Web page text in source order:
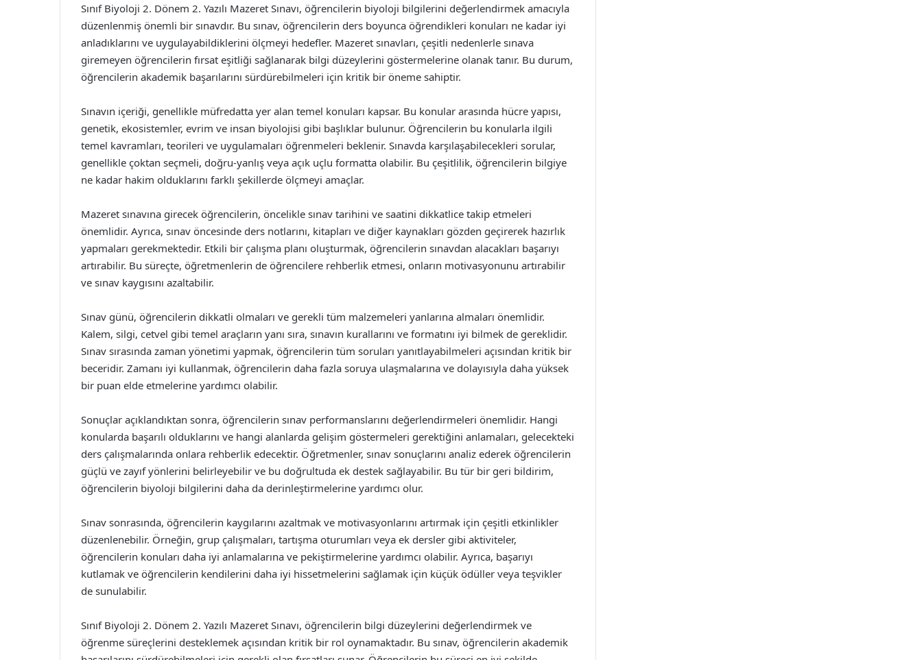
Sınıf Biyoloji 2. Dönem 2. Yazılı Mazeret Sınavı, öğrencilerin biyoloji bilgilerini değerlendirmek amacıyla
düzenlenmiş önemli bir sınavdır. Bu sınav, öğrencilerin ders boyunca öğrendikleri konuları ne kadar iyi
anladıklarını ve uygulayabildiklerini ölçmeyi hedefler. Mazeret sınavları, çeşitli nedenlerle sınava
giremeyen öğrencilerin fırsat eşitliği sağlanarak bilgi düzeylerini göstermelerine olanak tanır. Bu durum,
öğrencilerin akademik başarılarını sürdürebilmeleri için kritik bir öneme sahiptir.
Sınavın içeriği, genellikle müfredatta yer alan temel konuları kapsar. Bu konular arasında hücre yapısı,
genetik, ekosistemler, evrim ve insan biyolojisi gibi başlıklar bulunur. Öğrencilerin bu konularla ilgili
temel kavramları, teorileri ve uygulamaları öğrenmeleri beklenir. Sınavda karşılaşabilecekleri sorular,
genellikle çoktan seçmeli, doğru-yanlış veya açık uçlu formatta olabilir. Bu çeşitlilik, öğrencilerin bilgiye
ne kadar hakim olduklarını farklı şekillerde ölçmeyi amaçlar.
Mazeret sınavına girecek öğrencilerin, öncelikle sınav tarihini ve saatini dikkatlice takip etmeleri
önemlidir. Ayrıca, sınav öncesinde ders notlarını, kitapları ve diğer kaynakları gözden geçirerek hazırlık
yapmaları gerekmektedir. Etkili bir çalışma planı oluşturmak, öğrencilerin sınavdan alacakları başarıyı
artırabilir. Bu süreçte, öğretmenlerin de öğrencilere rehberlik etmesi, onların motivasyonunu artırabilir
ve sınav kaygısını azaltabilir.
Sınav günü, öğrencilerin dikkatli olmaları ve gerekli tüm malzemeleri yanlarına almaları önemlidir.
Kalem, silgi, cetvel gibi temel araçların yanı sıra, sınavın kurallarını ve formatını iyi bilmek de gereklidir.
Sınav sırasında zaman yönetimi yapmak, öğrencilerin tüm soruları yanıtlayabilmeleri açısından kritik bir
beceridir. Zamanı iyi kullanmak, öğrencilerin daha fazla soruya ulaşmalarına ve dolayısıyla daha yüksek
bir puan elde etmelerine yardımcı olabilir.
Sonuçlar açıklandıktan sonra, öğrencilerin sınav performanslarını değerlendirmeleri önemlidir. Hangi
konularda başarılı olduklarını ve hangi alanlarda gelişim göstermeleri gerektiğini anlamaları, gelecekteki
ders çalışmalarında onlara rehberlik edecektir. Öğretmenler, sınav sonuçlarını analiz ederek öğrencilerin
güçlü ve zayıf yönlerini belirleyebilir ve bu doğrultuda ek destek sağlayabilir. Bu tür bir geri bildirim,
öğrencilerin biyoloji bilgilerini daha da derinleştirmelerine yardımcı olur.
Sınav sonrasında, öğrencilerin kaygılarını azaltmak ve motivasyonlarını artırmak için çeşitli etkinlikler
düzenlenebilir. Örneğin, grup çalışmaları, tartışma oturumları veya ek dersler gibi aktiviteler,
öğrencilerin konuları daha iyi anlamalarına ve pekiştirmelerine yardımcı olabilir. Ayrıca, başarıyı
kutlamak ve öğrencilerin kendilerini daha iyi hissetmelerini sağlamak için küçük ödüller veya teşvikler
de sunulabilir.
Sınıf Biyoloji 2. Dönem 2. Yazılı Mazeret Sınavı, öğrencilerin bilgi düzeylerini değerlendirmek ve
öğrenme süreçlerini desteklemek açısından kritik bir rol oynamaktadır. Bu sınav, öğrencilerin akademik